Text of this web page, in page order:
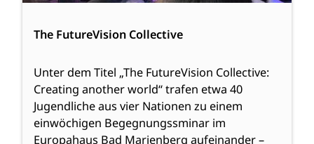
The FutureVision Collective
Unter dem Titel „The FutureVision Collective:
Creating another world“ trafen etwa 40
Jugendliche aus vier Nationen zu einem
einwöchigen Begegnungssminar im
Europahaus Bad Marienberg aufeinander –